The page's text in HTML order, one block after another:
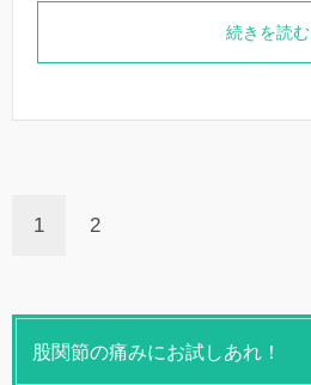
続きを読む
1 2
股関節の痛みにお試しあれ！